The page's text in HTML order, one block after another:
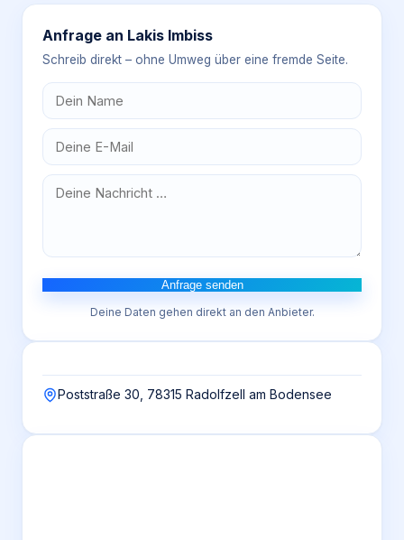
Anfrage an Lakis Imbiss
Schreib direkt – ohne Umweg über eine fremde Seite.
Anfrage senden
Deine Daten gehen direkt an den Anbieter.
Poststraße 30, 78315 Radolfzell am Bodensee